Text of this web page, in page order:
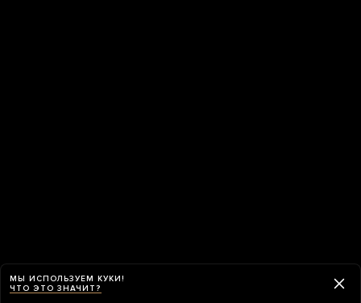
МЫ ИСПОЛЬЗУЕМ КУКИ!
ЧТО ЭТО ЗНАЧИТ?